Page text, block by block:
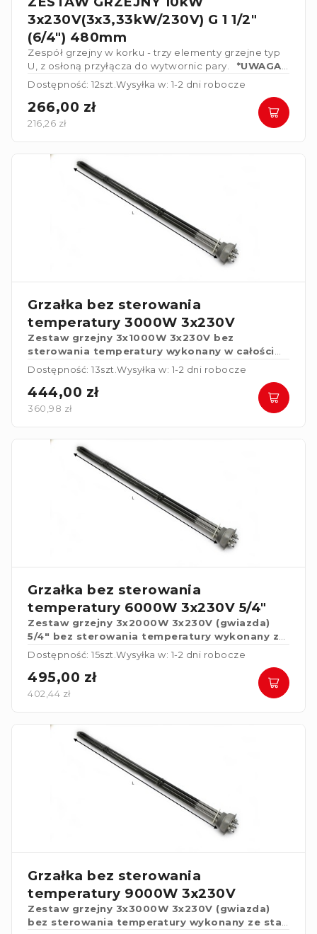
3x230V(3x3,33kW/230V) G 1 1/2"
(6/4") 480mm
Zespół grzejny w korku - trzy elementy grzejne typ
U, z osłoną przyłącza do wytwornic pary.
*UWAGA*
Elementy grzejne połączone w gwiazdę 3x230V
Dostępność: 12szt.Wysyłka w: 1-2 dni robocze
266,00 zł
216,26 zł
Grzałka bez sterowania
temperatury 3000W 3x230V
Zestaw grzejny 3x1000W 3x230V bez
sterowania temperatury wykonany w całości
ze stali nierdzewnej.
Dostępność: 13szt.Wysyłka w: 1-2 dni robocze
444,00 zł
360,98 zł
Grzałka bez sterowania
temperatury 6000W 3x230V 5/4"
Zestaw grzejny 3x2000W 3x230V (gwiazda)
5/4" bez sterowania temperatury wykonany ze
stali nierdzewnej.
Dostępność: 15szt.Wysyłka w: 1-2 dni robocze
495,00 zł
402,44 zł
Grzałka bez sterowania
temperatury 9000W 3x230V
Zestaw grzejny 3x3000W 3x230V (gwiazda)
bez sterowania temperatury wykonany ze stali